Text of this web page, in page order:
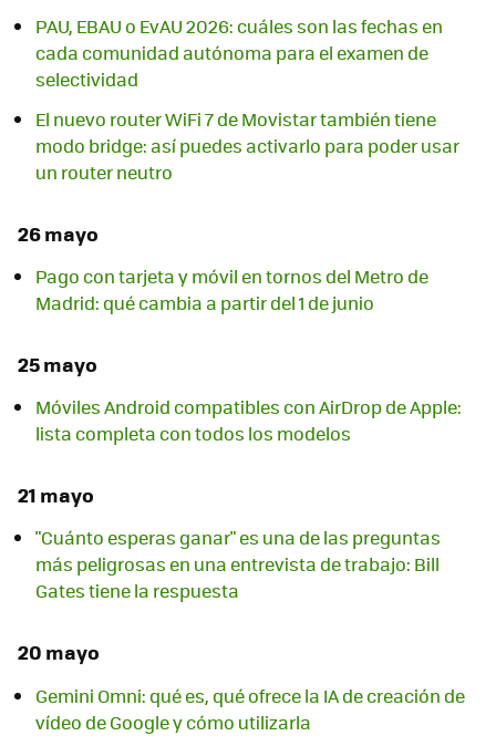
PAU, EBAU o EvAU 2026: cuáles son las fechas en
cada comunidad autónoma para el examen de
selectividad
El nuevo router WiFi 7 de Movistar también tiene
modo bridge: así puedes activarlo para poder usar
un router neutro
26 mayo
Pago con tarjeta y móvil en tornos del Metro de
Madrid: qué cambia a partir del 1 de junio
25 mayo
Móviles Android compatibles con AirDrop de Apple:
lista completa con todos los modelos
21 mayo
"Cuánto esperas ganar" es una de las preguntas
más peligrosas en una entrevista de trabajo: Bill
Gates tiene la respuesta
20 mayo
Gemini Omni: qué es, qué ofrece la IA de creación de
vídeo de Google y cómo utilizarla